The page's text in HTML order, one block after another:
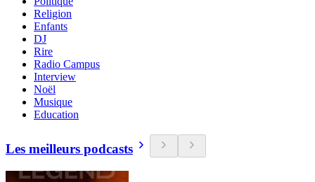
Religion
Enfants
DJ
Rire
Radio Campus
Interview
Noël
Musique
Education
Les meilleurs podcasts